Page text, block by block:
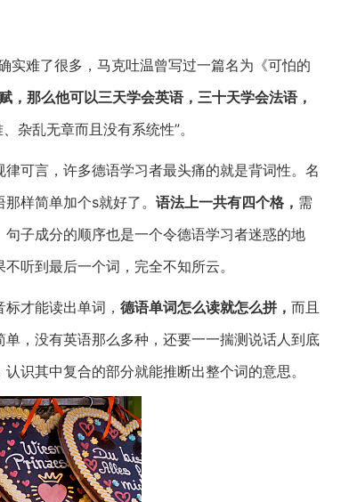
实难了很多，马克吐温曾写过一篇名为《可怕的
，那么他可以三天学会英语，三十天学会法语，
杂乱无章而且没有系统性”。
可言，许多德语学习者最头痛的就是背词性。名
样简单加个s就好了。 语法上一共有四个格， 需
子成分的顺序也是一个令德语学习者迷惑的地
听到最后一个词，完全不知所云。
才能读出单词， 德语单词怎么读就怎么拼， 而且
，没有英语那么多种，还要一一揣测说话人到底
识其中复合的部分就能推断出整个词的意思。